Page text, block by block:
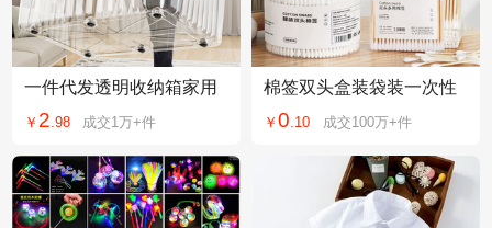
一件代发透明收纳箱家用
容量收纳整理箱
￥ 2 98 成交1万+件
棉签双头盒装袋装一次性
用尖头竹棒棉球
￥0 10 成交100万+件